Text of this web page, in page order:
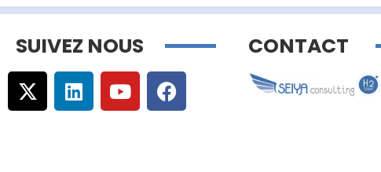
SUIVEZ NOUS CONTACT